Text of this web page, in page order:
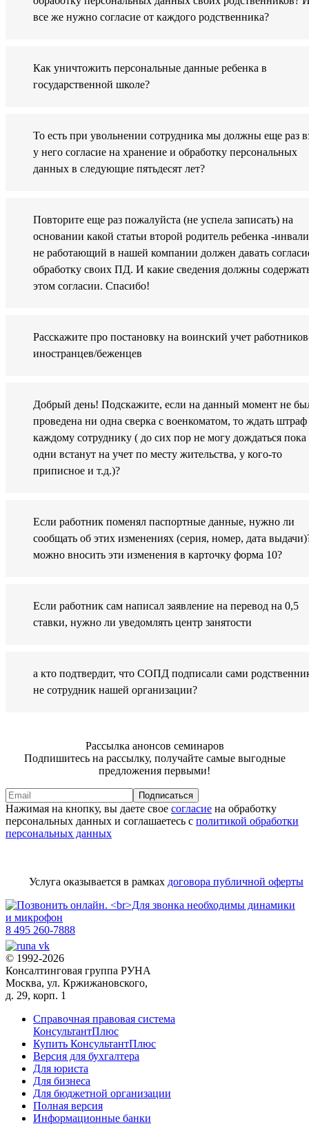
все же нужно согласие от каждого родственника?
Как уничтожить персональные данные ребенка в
государственной школе?
То есть при увольнении сотрудника мы должны еще раз
у него согласие на хранение и обработку персональных
данных в следующие пятьдесят лет?
Повторите еще раз пожалуйста (не успела записать) на
основании какой статьи второй родитель ребенка -
не работающий в нашей компании должен давать
обработку своих ПД. И какие сведения должны
этом согласии. Спасибо!
Расскажите про постановку на воинский учет
иностранцев/беженцев
Добрый день! Подскажите, если на данный момент не
проведена ни одна сверка с военкоматом, то ждать
каждому сотруднику ( до сих пор не могу дождаться пока
одни встанут на учет по месту жительства, у кого-то
приписное и т.д.)?
Если работник поменял паспортные данные, нужно ли
сообщать об этих изменениях (серия, номер, дата
можно вносить эти изменения в карточку форма 10?
Если работник сам написал заявление на перевод на 0,5
ставки, нужно ли уведомлять центр занятости
а кто подтвердит, что СОПД подписали сами
не сотрудник нашей организации?
Рассылка анонсов семинаров
Подпишитесь на рассылку, получайте самые выгодные
предложения первыми!
Подписаться
Нажимая на кнопку, вы даете свое согласие на обработку
персональных данных и соглашаетесь с политикой обработки
персональных данных
Услуга оказывается в рамках договора публичной оферты
8 495 260-7888
© 1992-2026
Консалтинговая группа РУНА
Москва, ул. Кржижановского,
д. 29, корп. 1
Справочная правовая система
КонсультантПлюс
Купить КонсультантПлюс
Версия для бухгалтера
Для юриста
Для бизнеса
Для бюджетной организации
Полная версия
Информационные банки